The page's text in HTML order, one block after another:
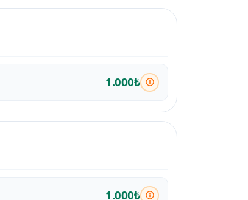
1.000₺
1.000₺